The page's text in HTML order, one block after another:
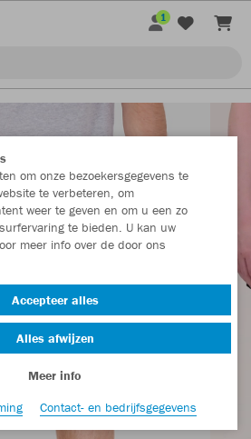
1
om onze bezoekersgegevens te
te verbeteren, om
weer te geven en om u een zo
te bieden. U kan uw
meer info over de door ons
Accepteer alles
Alles afwijzen
Meer info
Contact- en bedrijfsgegevens